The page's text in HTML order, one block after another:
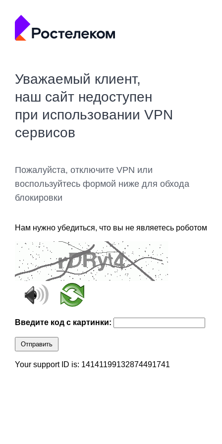
Уважаемый клиент,
наш сайт недоступен
при использовании VPN
сервисов
Пожалуйста, отключите VPN или
воспользуйтесь формой ниже для обхода
блокировки
Нам нужно убедиться, что вы не являетесь роботом
Введите код с картинки:
Отправить
Your support ID is: 14141199132874491741